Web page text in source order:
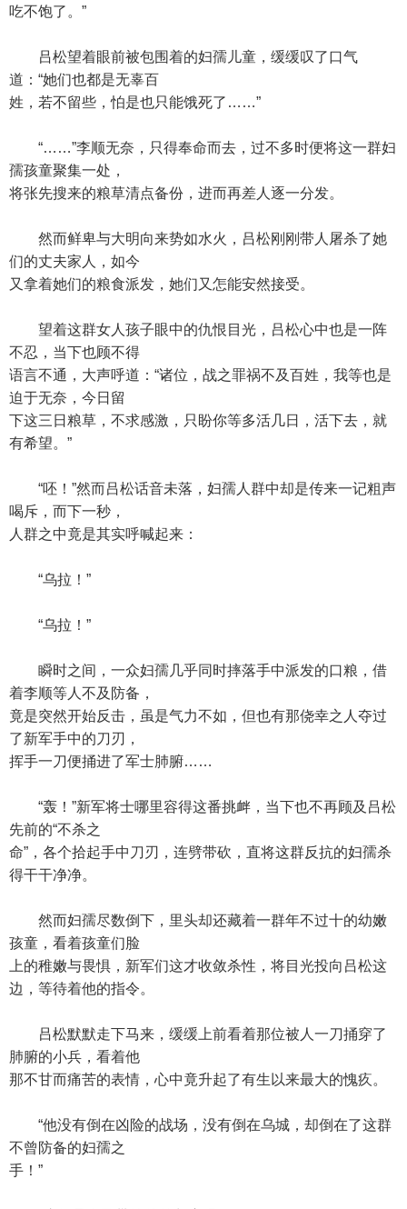
吃不饱了。”
吕松望着眼前被包围着的妇孺儿童，缓缓叹了口气
道：“她们也都是无辜百
姓，若不留些，怕是也只能饿死了……”
“……”李顺无奈，只得奉命而去，过不多时便将这一群妇
孺孩童聚集一处，
将张先搜来的粮草清点备份，进而再差人逐一分发。
然而鲜卑与大明向来势如水火，吕松刚刚带人屠杀了她
们的丈夫家人，如今
又拿着她们的粮食派发，她们又怎能安然接受。
望着这群女人孩子眼中的仇恨目光，吕松心中也是一阵
不忍，当下也顾不得
语言不通，大声呼道：“诸位，战之罪祸不及百姓，我等也是
迫于无奈，今日留
下这三日粮草，不求感激，只盼你等多活几日，活下去，就
有希望。”
“呸！”然而吕松话音未落，妇孺人群中却是传来一记粗声
喝斥，而下一秒，
人群之中竟是其实呼喊起来：
“乌拉！”
“乌拉！”
瞬时之间，一众妇孺几乎同时摔落手中派发的口粮，借
着李顺等人不及防备，
竟是突然开始反击，虽是气力不如，但也有那侥幸之人夺过
了新军手中的刀刃，
挥手一刀便捅进了军士肺腑……
“轰！”新军将士哪里容得这番挑衅，当下也不再顾及吕松
先前的“不杀之
命”，各个拾起手中刀刃，连劈带砍，直将这群反抗的妇孺杀
得干干净净。
然而妇孺尽数倒下，里头却还藏着一群年不过十的幼嫩
孩童，看着孩童们脸
上的稚嫩与畏惧，新军们这才收敛杀性，将目光投向吕松这
边，等待着他的指令。
吕松默默走下马来，缓缓上前看着那位被人一刀捅穿了
肺腑的小兵，看着他
那不甘而痛苦的表情，心中竟升起了有生以来最大的愧疚。
“他没有倒在凶险的战场，没有倒在乌城，却倒在了这群
不曾防备的妇孺之
手！”